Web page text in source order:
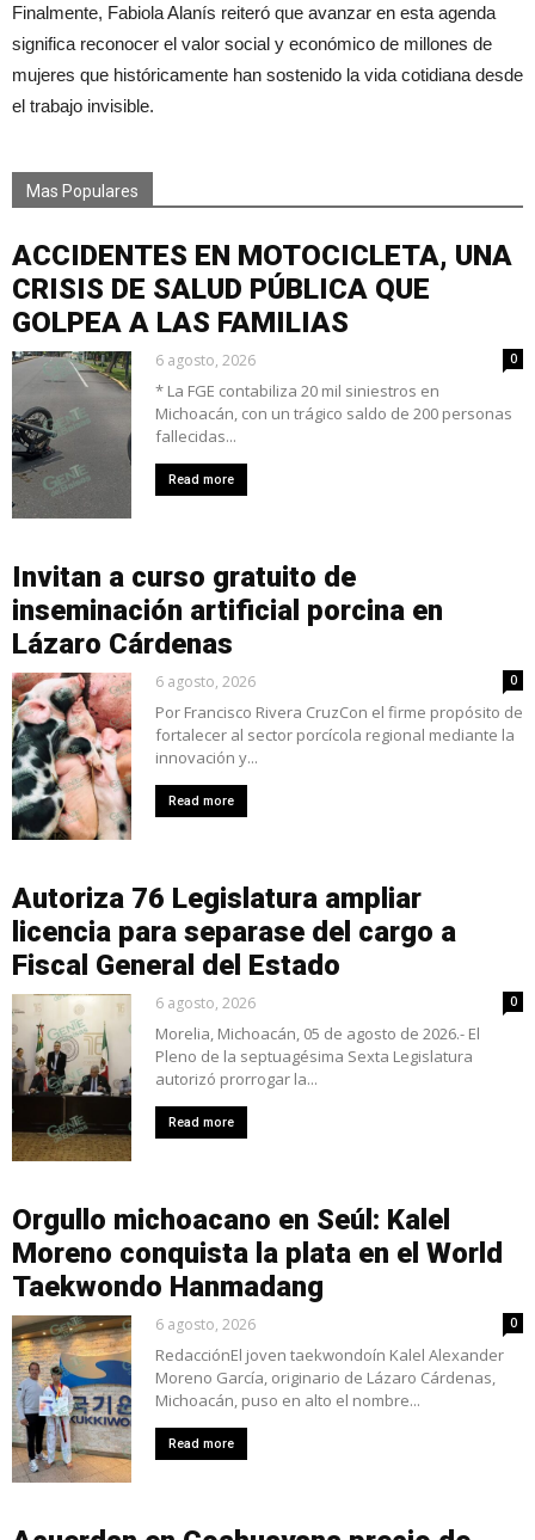
Finalmente, Fabiola Alanís reiteró que avanzar en esta agenda
significa reconocer el valor social y económico de millones de
mujeres que históricamente han sostenido la vida cotidiana desde
el trabajo invisible.
Mas Populares
ACCIDENTES EN MOTOCICLETA, UNA
CRISIS DE SALUD PÚBLICA QUE
GOLPEA A LAS FAMILIAS
6 agosto, 2026 0
* La FGE contabiliza 20 mil siniestros en
Michoacán, con un trágico saldo de 200 personas
fallecidas...
Read more
Invitan a curso gratuito de
inseminación artificial porcina en
Lázaro Cárdenas
6 agosto, 2026 0
Por Francisco Rivera CruzCon el firme propósito de
fortalecer al sector porcícola regional mediante la
innovación y...
Read more
Autoriza 76 Legislatura ampliar
licencia para separase del cargo a
Fiscal General del Estado
6 agosto, 2026 0
Morelia, Michoacán, 05 de agosto de 2026.- El
Pleno de la septuagésima Sexta Legislatura
autorizó prorrogar la...
Read more
Orgullo michoacano en Seúl: Kalel
Moreno conquista la plata en el World
Taekwondo Hanmadang
6 agosto, 2026 0
RedacciónEl joven taekwondoín Kalel Alexander
Moreno García, originario de Lázaro Cárdenas,
Michoacán, puso en alto el nombre...
Read more